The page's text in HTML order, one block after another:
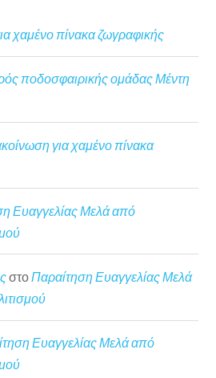
χαμένο πίνακα ζωγραφικής
ποδοσφαιρικής ομάδας Μέντη
για χαμένο πίνακα
Ευαγγελίας Μελά από
στοΠαραίτηση Ευαγγελίας Μελά
Ευαγγελίας Μελά από